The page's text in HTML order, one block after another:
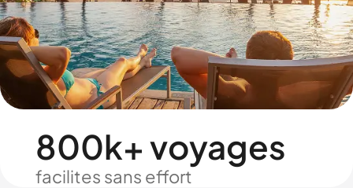
800k+ voyages
facilites sans effort